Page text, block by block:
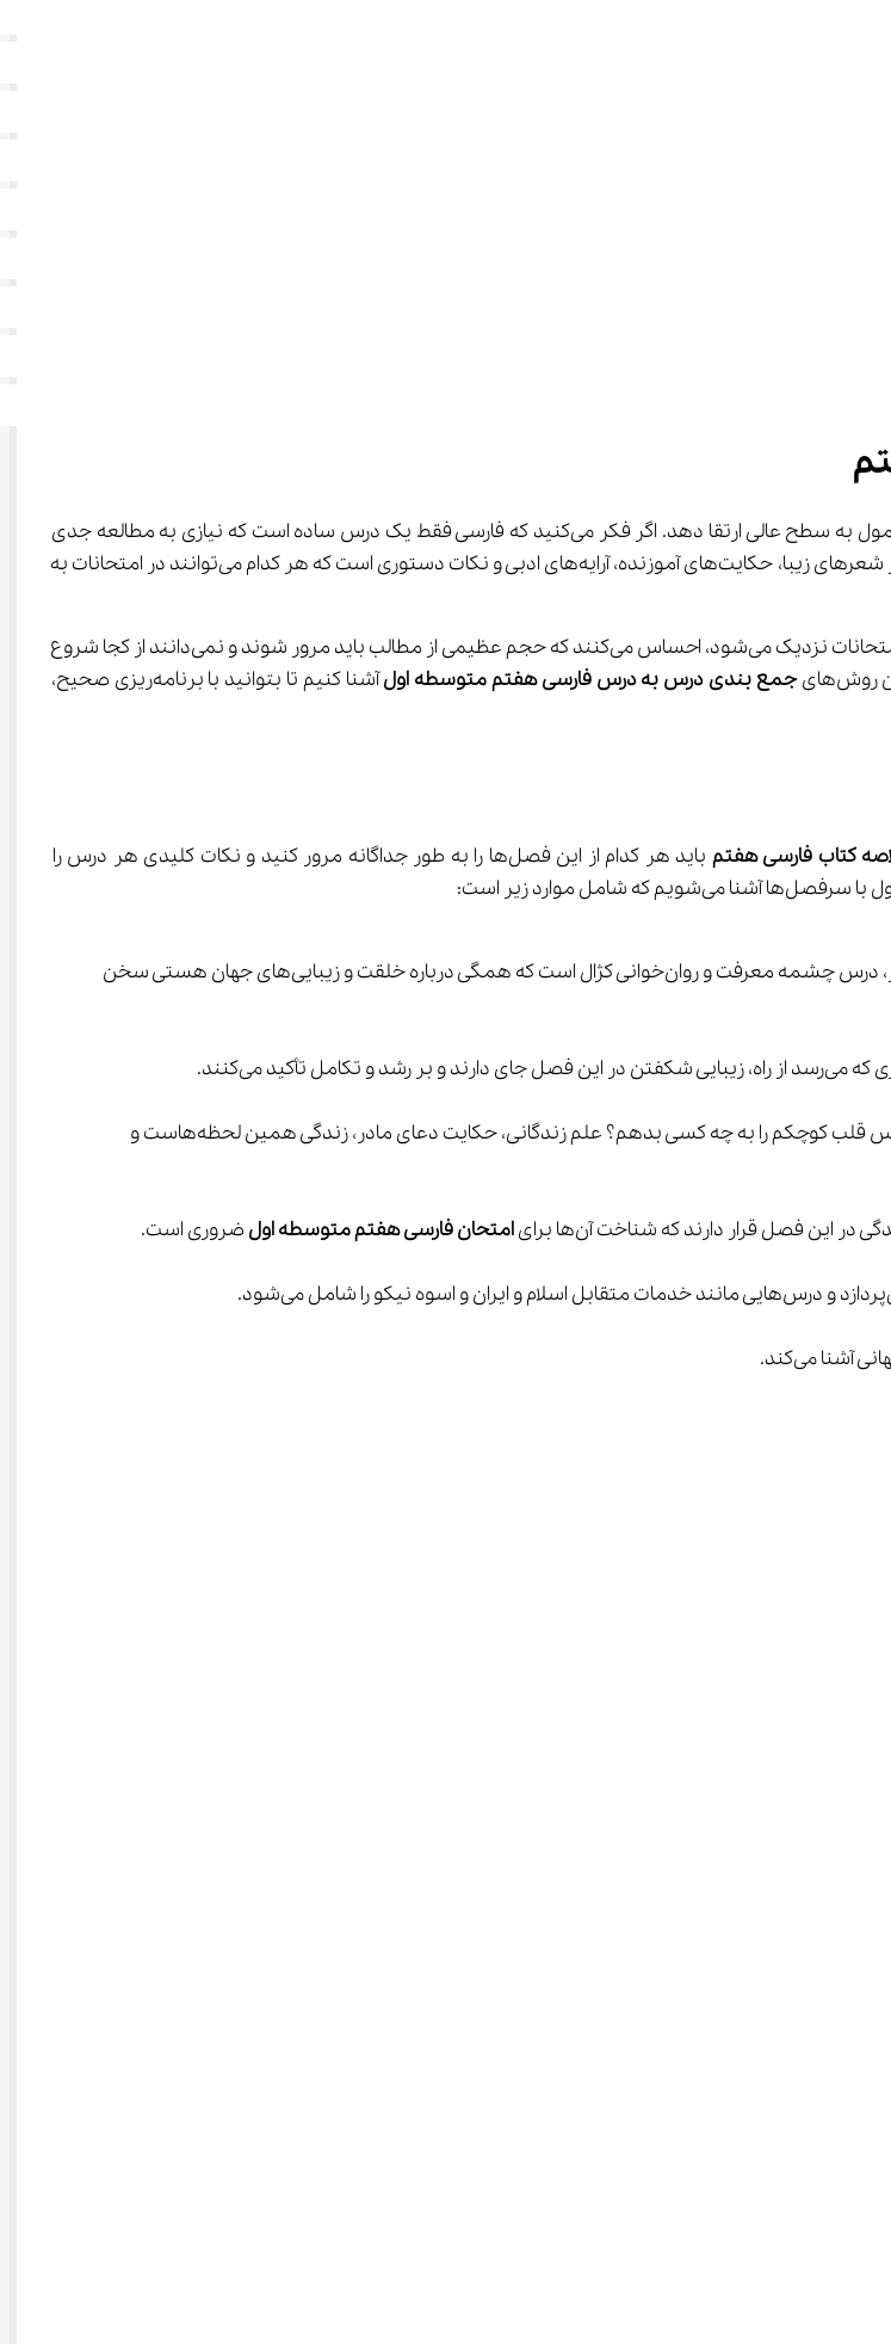
روش بسیار مهمی است که می‌تواند نمرات شما را از حد معمول به سطح عالی ارتقا دهد. اگر فکر می‌کنید که فارسی فقط یک درس ساده است که نیازی به مطالعه جدی
ندارد، باید بگوییم که اشتباه بزرگی مرتکب شده‌اید! کتاب فارسی هفتم یک گنجینه پر از شعرهای زیبا، حکایت‌های آموزنده، آرایه‌های ادبی و نکات دستوری است که هر کدام می‌توانند در امتحانات به
بسیاری از دانش‌آموزان در طول سال به خواندن دروس می‌پردازند، اما زمانی که نوبت امتحانات نزدیک می‌شود، احساس می‌کنند که حجم عظیمی از مطالب باید مرور شوند و نمی‌دانند از کجا شروع
جمع بندی درس به درس فارسی هفتم متوسطه اول
آشنا کنیم تا بتوانید با برنامه‌ریزی صحیح،
کتاب فارسی هفتم
باید هر کدام از این فصل‌ها را به طور جداگانه مرور کنید و نکات کلیدی هر درس را
فصل اول(زیبایی آفرینش): این فصل شامل درس زنگ آفرینش، حکایت اندرز پدر، درس چشمه معرفت و روان‌خوانی کژال است که همگی درباره خلقت و زیبایی‌های جهان هستی سخن
فصل سوم(سبک زندگی): این فصل گسترده‌ترین بخش کتاب است و شامل دروس قلب کوچکم را به چه کسی بدهم؟ علم زندگانی، حکایت دعای مادر، زندگی همین لحظه‌هاست و
امتحان فارسی هفتم متوسطه اول ضروری است.